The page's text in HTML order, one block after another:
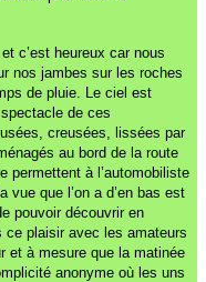
c’est heureux car nous
nos jambes sur les roches
de pluie. Le ciel est
de ces
creusées, lissées par
au bord de la route
permettent à l’automobiliste
vue que l’on a d’en bas est
pouvoir découvrir en
ce plaisir avec les amateurs
et à mesure que la matinée
anonyme où les uns